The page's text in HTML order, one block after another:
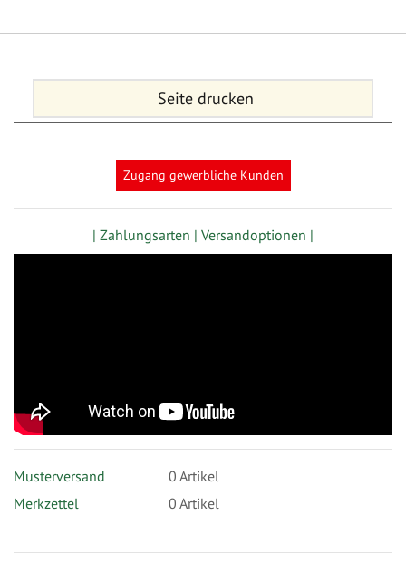
Seite drucken
Zugang gewerbliche Kunden
| Zahlungsarten | Versandoptionen |
Musterversand 0 Artikel
Merkzettel
0 Artikel